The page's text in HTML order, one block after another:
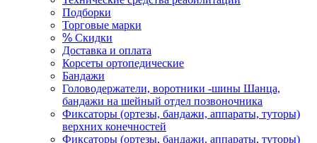
Подборки
Торговые марки
% Скидки
Доставка и оплата
Корсеты ортопедические
Бандажи
Головодержатели, воротники -шины Шанца,
бандажи на шейный отдел позвоночника
Фиксаторы (ортезы, бандажи, аппараты, туторы)
верхних конечностей
Фиксаторы (ортезы, бандажи, аппараты, туторы)